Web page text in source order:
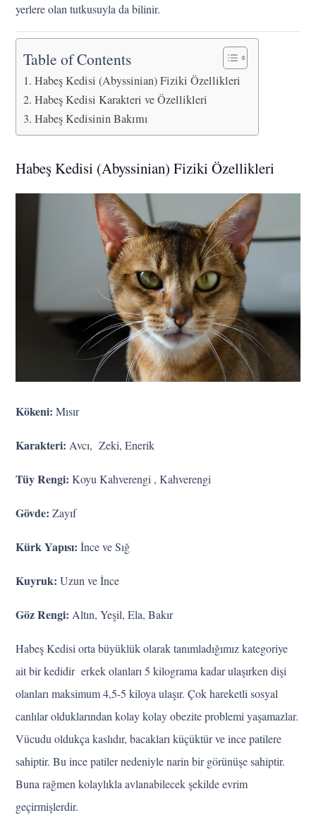
yerlere olan tutkusuyla da bilinir.
Table of Contents
Habeş Kedisi (Abyssinian) Fiziki Özellikleri
Habeş Kedisi Karakteri ve Özellikleri
Habeş Kedisinin Bakımı
Habeş Kedisi (Abyssinian) Fiziki Özellikleri
Kökeni: Mısır
Karakteri: Avcı, Zeki, Enerik
Tüy Rengi: Koyu Kahverengi , Kahverengi
Gövde: Zayıf
Kürk Yapısı: İnce ve Sığ
Kuyruk: Uzun ve İnce
Göz Rengi: Altın, Yeşil, Ela, Bakır
Habeş Kedisi orta büyüklük olarak tanımladığımız kategoriye
ait bir kedidir erkek olanları 5 kilograma kadar ulaşırken dişi
olanları maksimum 4,5-5 kiloya ulaşır. Çok hareketli sosyal
canlılar olduklarından kolay kolay obezite problemi yaşamazlar.
Vücudu oldukça kaslıdır, bacakları küçüktür ve ince patilere
sahiptir. Bu ince patiler nedeniyle narin bir görünüşe sahiptir.
Buna rağmen kolaylıkla avlanabilecek şekilde evrim
geçirmişlerdir.